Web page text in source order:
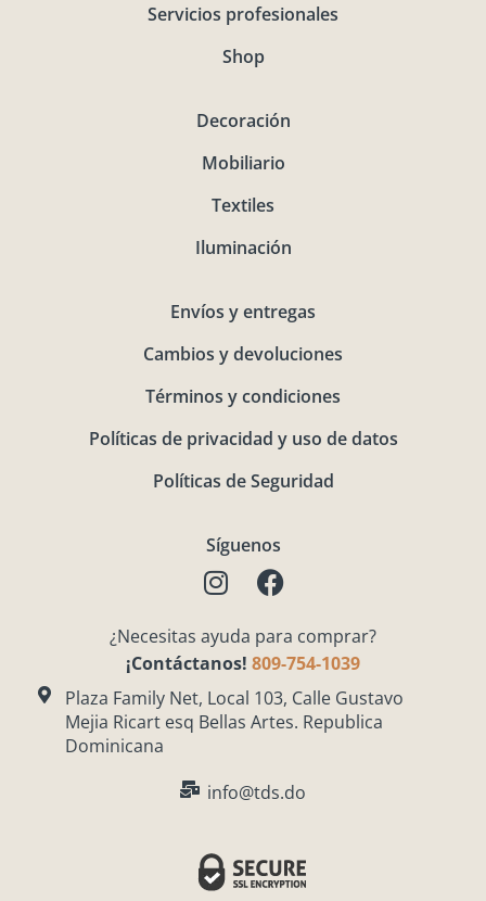
Servicios profesionales
Shop
Decoración
Mobiliario
Textiles
Iluminación
Envíos y entregas
Cambios y devoluciones
Términos y condiciones
Políticas de privacidad y uso de datos
Políticas de Seguridad
Síguenos
I
n
t
a
g
r
m
F
a
e
b
o
o
¿Necesitas ayuda para comprar?
¡Contáctanos! 809-754-1039
Plaza Family Net, Local 103, Calle Gustavo
Mejia Ricart esq Bellas Artes. Republica
Dominicana
info@tds.do